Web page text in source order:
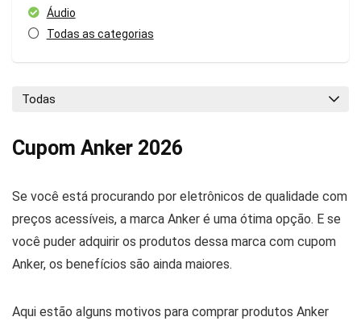
Áudio
Todas as categorias
Todas
Cupom Anker 2026
Se você está procurando por eletrônicos de qualidade com
preços acessíveis, a marca Anker é uma ótima opção. E se
você puder adquirir os produtos dessa marca com cupom
Anker, os benefícios são ainda maiores.
Aqui estão alguns motivos para comprar produtos Anker